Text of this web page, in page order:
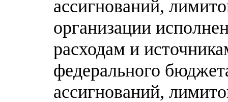
ассигнований,
организации
расходам и
федерального
ассигнований,